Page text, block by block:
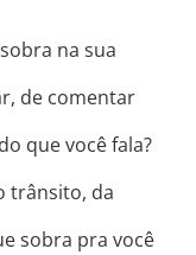
na sua
de comentar
que você fala?
trânsito, da
sobra pra você